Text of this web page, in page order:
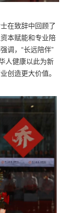
在致辞中回顾了
本赋能和专业陪
调，“长远陪伴”
人健康以此为新
创造更大价值。